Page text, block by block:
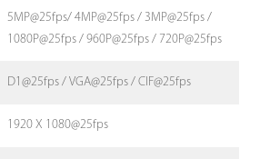
5MP@25fps/ 4MP@25fps / 3MP@25fps /
1080P@25fps / 960P@25fps / 720P@25fps
D1@25fps / VGA@25fps / CIF@25fps
1920 X 1080@25fps